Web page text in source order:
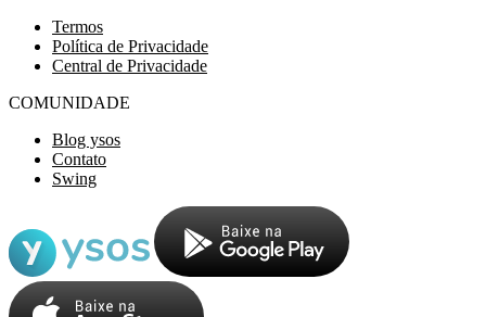
Termos
Política de Privacidade
Central de Privacidade
COMUNIDADE
Blog ysos
Contato
Swing